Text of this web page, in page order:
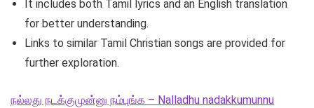
It includes both Tamil lyrics and an English translation
for better understanding.
Links to similar Tamil Christian songs are provided for
further exploration.
நல்லது நடக்குமுன்னு நம்புங்க – Nalladhu nadakkumunnu